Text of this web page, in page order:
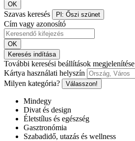
OK
Szavas keresés Pl: Őszi szünet
Cím vagy azonosító
OK
Keresés indítása
További keresési beállítások megjelenítése
Kártya használati helyszín
Milyen kategória?
Válasszon!
Mindegy
Divat és design
Életstílus és egészség
Gasztronómia
Szabadidő, utazás és wellness